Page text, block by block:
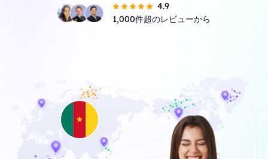
4.9
1,000件超のレビューから